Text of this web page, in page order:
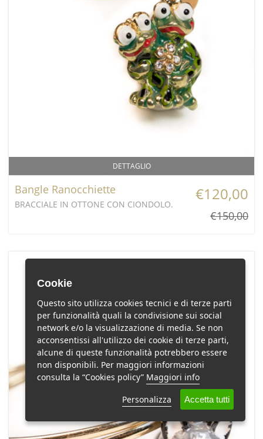
DETTAGLIO
Bangle Ranocchiette
BRACCIALE IN OTTONE CON CIONDOLO.
€120,00
€150,00
Cookie
Questo sito utilizza cookies tecnici e di terze parti
per funzionalità quali la condivisione sui social
network e/o la visualizzazione di media. Se non
acconsentissi all'utilizzo dei cookie di terze parti,
alcune di queste funzionalità potrebbero essere
non disponibili. Per maggiori informazioni
consulta la “Cookies policy” Maggiori info
Personalizza
Accetta tutti